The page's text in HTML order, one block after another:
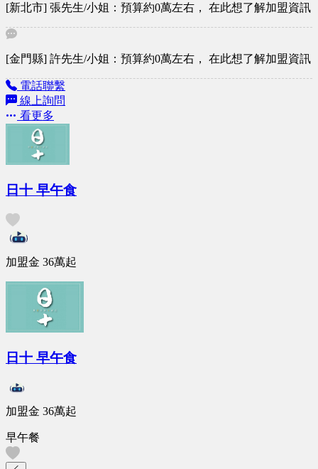
[新北市] 張先生/小姐：預算約0萬左右， 在此想了解加盟資訊
[金門縣] 許先生/小姐：預算約0萬左右， 在此想了解加盟資訊
電話聯繫
線上詢問
看更多
日十 早午食
加盟金 36萬起
日十 早午食
加盟金 36萬起
早午餐